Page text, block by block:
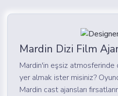
Mardin Dizi Film
Mardin'in eşsiz
yer almak ister misiniz?
Mardin cast ajansları